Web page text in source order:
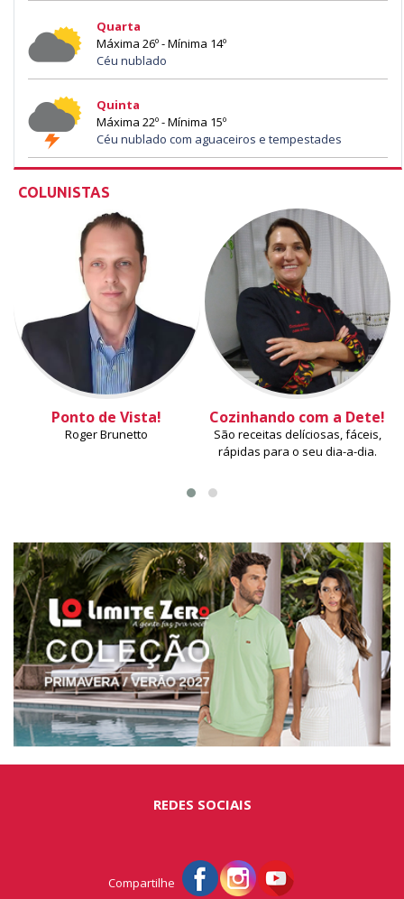
Quarta
Máxima 26º - Mínima 14º
Céu nublado
Quinta
Máxima 22º - Mínima 15º
Céu nublado com aguaceiros e tempestades
COLUNISTAS
Ponto de Vista!
Roger Brunetto
Cozinhando com a Dete!
São receitas delíciosas, fáceis,
rápidas para o seu dia-a-dia.
REDES SOCIAIS
Compartilhe